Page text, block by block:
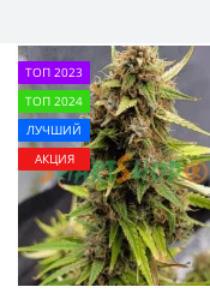
ТОП 2023
ТОП 2024
ЛУЧШИЙ
АКЦИЯ